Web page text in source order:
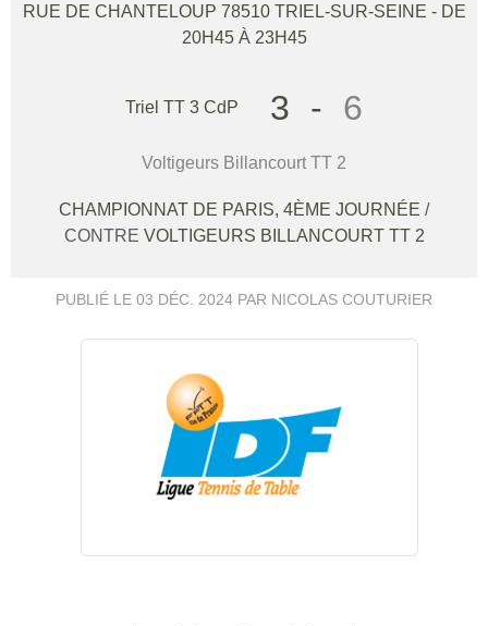
RUE DE CHANTELOUP 78510 TRIEL-SUR-SEINE - DE
20H45 À 23H45
Triel TT 3 CdP 3 - 6
Voltigeurs Billancourt TT 2
CHAMPIONNAT DE PARIS, 4ÈME JOURNÉE /
CONTRE VOLTIGEURS BILLANCOURT TT 2
PUBLIÉ LE 03 DÉC. 2024 PAR NICOLAS COUTURIER